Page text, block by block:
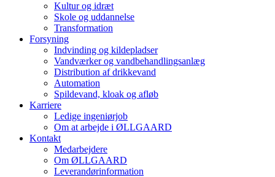
Kultur og idræt
Skole og uddannelse
Transformation
Forsyning
Indvinding og kildepladser
Vandværker og vandbehandlingsanlæg
Distribution af drikkevand
Automation
Spildevand, kloak og afløb
Karriere
Ledige ingeniørjob
Om at arbejde i ØLLGAARD
Kontakt
Medarbejdere
Om ØLLGAARD
Leverandørinformation